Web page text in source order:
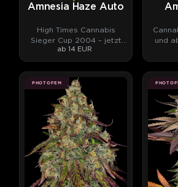
Amnesia Haze Auto
High Times Cannabis
Sieger Cup 2004 – jetzt
als Automatic.
ab 14 EUR
und
aus
PHOTOFEM